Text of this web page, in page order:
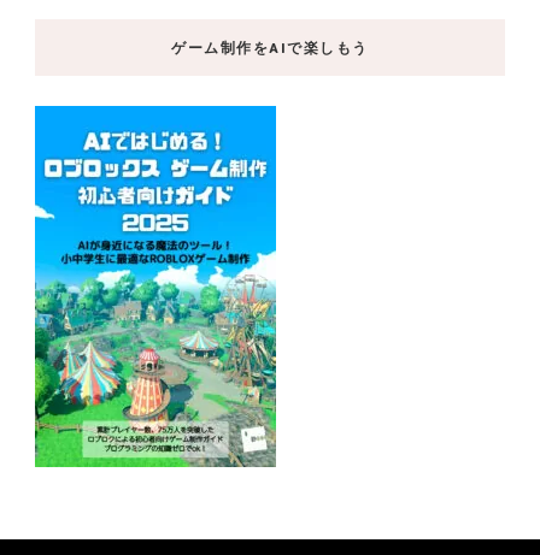
ゲーム制作をAIで楽しもう